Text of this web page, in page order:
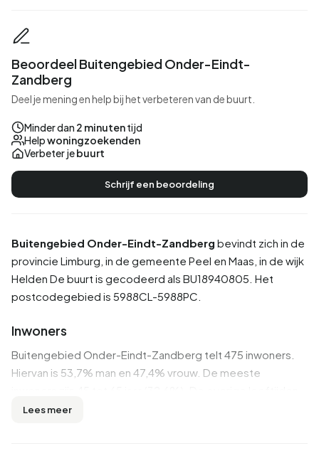
Buitengebied Onder-Eindt-Zandberg bevindt zich in de
provincie Limburg , in de gemeente Peel en Maas , in de wijk
Helden De buurt is gecodeerd als BU18940805. Het
postcodegebied is 5988CL-5988PC.
Inwoners
Buitengebied Onder-Eindt-Zandberg telt 475 inwoners.
Hiervan is 53,7% man en 47,4% vrouw. De meeste
zijn 18,9% voor '25 tot 45 jaar', 17,9% voor '65 jaar of ouder',
Lees meer
Beoordeel Buitengebied Onder-Eindt-
Zandberg
Deel je mening en help bij het verbeteren van de buurt.
Minder dan 2 minutentijd
Helpwoningzoekenden
Verbeter jebuurt
Schrijf een beoordeling